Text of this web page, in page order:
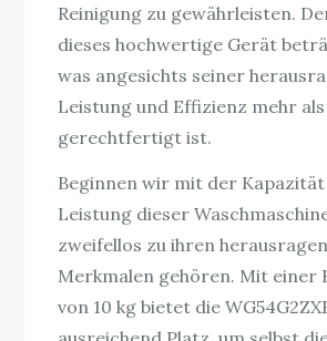
Reinigung zu gewährleisten.
dieses hochwertige Gerät
was angesichts seiner
Leistung und Effizienz mehr als
gerechtfertigt ist.
Beginnen wir mit der Kapazität
Leistung dieser
zweifellos zu ihren
Merkmalen gehören. Mit einer
von 10 kg bietet die